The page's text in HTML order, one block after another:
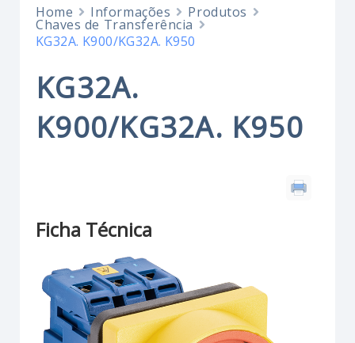
Home Informações Produtos
Chaves de Transferência
KG32A. K900/KG32A. K950
KG32A.
K900/KG32A. K950
Ficha Técnica